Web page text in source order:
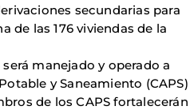
secundarias para
de las 176 viviendas de la
manejado y operado a
y Saneamiento (CAPS)
de los CAPS fortalecerán